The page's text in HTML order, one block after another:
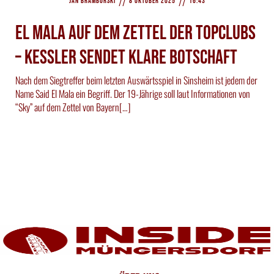
El Mala auf dem Zettel der Topclubs
– Kessler sendet klare Botschaft
Nach dem Siegtreffer beim letzten Auswärtsspiel in Sinsheim ist jedem der
Name Said El Mala ein Begriff. Der 19-Jährige soll laut Informationen von
“Sky” auf dem Zettel von Bayern[…]